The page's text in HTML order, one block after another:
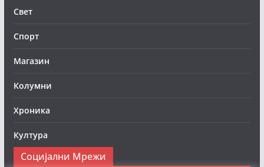
Свет
Спорт
Магазин
Колумни
Хроника
Култура
Социјални Мрежи